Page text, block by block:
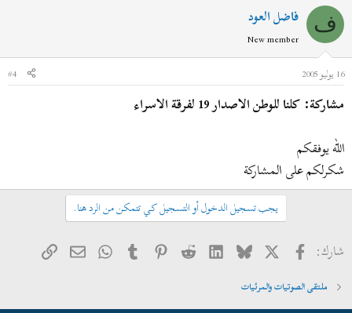
ف فاضل العود
New member
16 يوليو 2005
#4
مشاركة: كلنا للوطن الاصدار 19 لفرقة الاسراء
الله يوفقكم
شكرلكم على المشاركة
يجب تسجيل الدخول أو التسجيل كي تتمكن من الرد هنا.
شارك: فيسبوك
X
Bluesky
LinkedIn
Reddit
Pinterest
Tumblr
WhatsApp
البريدالرابط
ملتقى الصوتيات والمرئيات